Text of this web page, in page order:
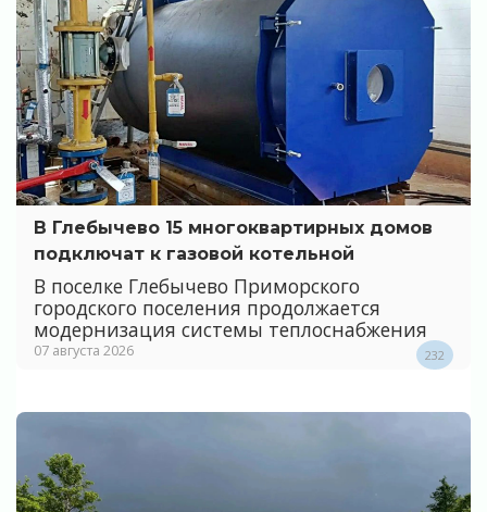
В Глебычево 15 многоквартирных домов
подключат к газовой котельной
В поселке Глебычево Приморского
городского поселения продолжается
модернизация системы теплоснабжения
07 августа 2026 232